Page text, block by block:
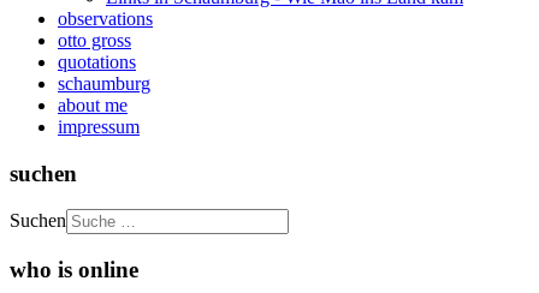
observations
otto gross
quotations
schaumburg
about me
impressum
suchen
Suchen
who is online